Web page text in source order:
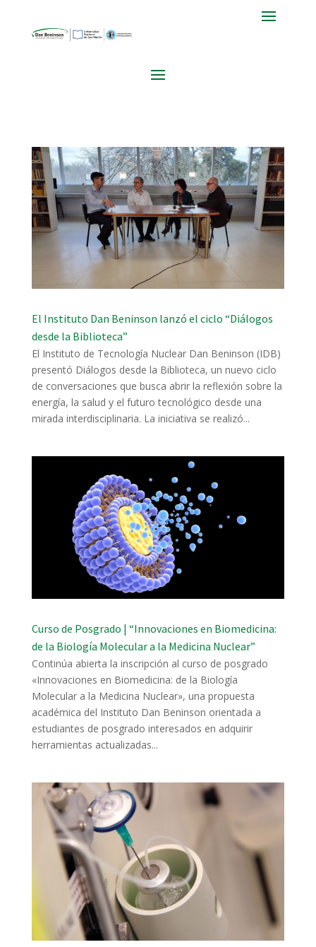
El Instituto Dan Beninson lanzó el ciclo “Diálogos
desde la Biblioteca”
El Instituto de Tecnología Nuclear Dan Beninson (IDB)
presentó Diálogos desde la Biblioteca, un nuevo ciclo
de conversaciones que busca abrir la reflexión sobre la
energía, la salud y el futuro tecnológico desde una
mirada interdisciplinaria. La iniciativa se realizó...
Curso de Posgrado | “Innovaciones en Biomedicina:
de la Biología Molecular a la Medicina Nuclear”
Continúa abierta la inscripción al curso de posgrado
«Innovaciones en Biomedicina: de la Biología
Molecular a la Medicina Nuclear», una propuesta
académica del Instituto Dan Beninson orientada a
estudiantes de posgrado interesados en adquirir
herramientas actualizadas...